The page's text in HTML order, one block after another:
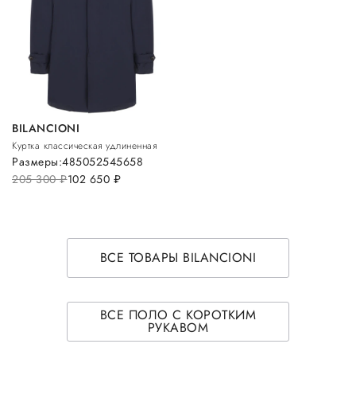
BILANCIONI
Куртка классическая удлиненная
205 300руб.102 650 руб.
Размеры:485052545658
ВСЕ ТОВАРЫ BILANCIONI
ВСЕ ПОЛО С КОРОТКИМ
РУКАВОМ